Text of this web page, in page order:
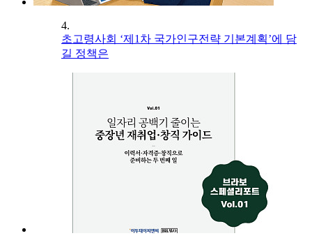
4.
초고령사회 ‘제1차 국가인구전략 기본계획’에 담
길 정책은